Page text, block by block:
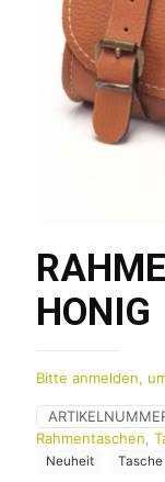
HONIG
Bitte anmelden,
Rahmentaschen
Neuheit Tasche